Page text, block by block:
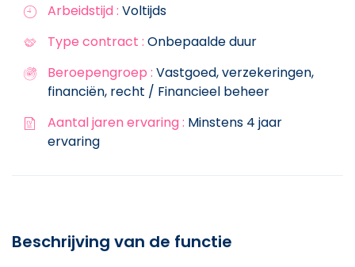
Arbeidstijd : Voltijds
Type contract : Onbepaalde duur
Beroepengroep : Vastgoed, verzekeringen,
financiën, recht / Financieel beheer
Aantal jaren ervaring : Minstens 4 jaar
ervaring
Beschrijving van de functie